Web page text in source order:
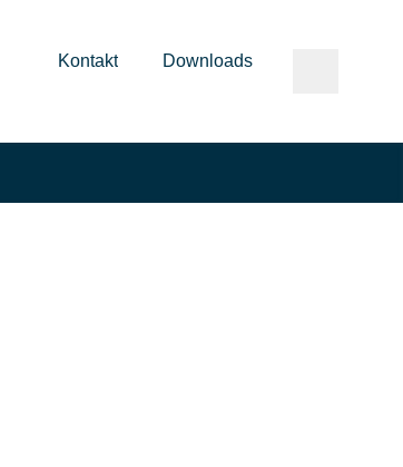
Kontakt Downloads